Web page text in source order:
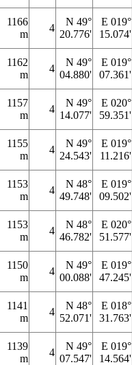
1166
m
4
N 49°
20.776'
E 019°
15.074'
1162
m
4
N 49°
04.880'
E 019°
07.361'
1157
m
4
N 49°
14.077'
E 020°
59.351'
1155
m
4
N 49°
24.543'
E 019°
11.216'
1153
m
4
N 48°
49.748'
E 019°
09.502'
1153
m
4
N 48°
46.782'
E 020°
51.577'
1150
m
4
N 49°
00.088'
E 019°
47.245'
1141
m
4
N 48°
52.071'
E 018°
31.763'
1139
m
4
N 49°
07.547'
E 019°
14.564'